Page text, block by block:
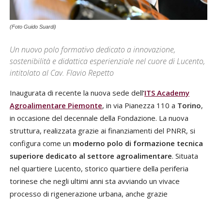
(Foto Guido Suardi)
Un nuovo polo formativo dedicato a innovazione,
sostenibilità e didattica esperienziale nel cuore di Lucento,
intitolato al Cav. Flavio Repetto
Inaugurata di recente la nuova sede dell’ITS Academy
Agroalimentare Piemonte, in via Pianezza 110 a Torino,
in occasione del decennale della Fondazione. La nuova
struttura, realizzata grazie ai finanziamenti del PNRR, si
configura come un moderno polo di formazione tecnica
superiore dedicato al settore agroalimentare. Situata
nel quartiere Lucento, storico quartiere della periferia
torinese che negli ultimi anni sta avviando un vivace
processo di rigenerazione urbana, anche grazie